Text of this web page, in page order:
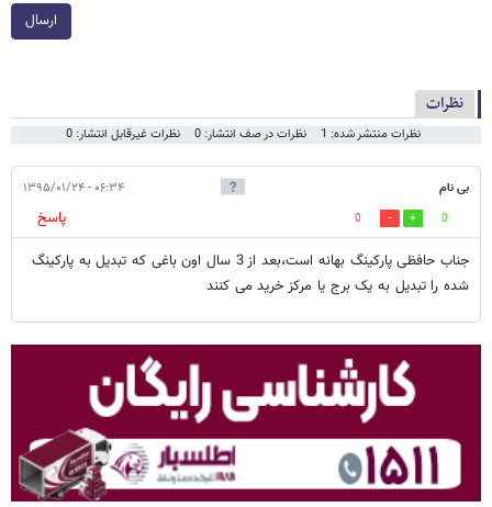
ارسال
نظرات
نظرات منتشر شده: 1 نظرات در صف انتشار: 0 نظرات غیرقابل انتشار: 0
بی نام ۰۶:۳۴ - ۱۳۹۵/۰۱/۲۴
0
0
پاسخ
جناب حافظی پارکینگ بهانه است،بعد از 3 سال اون باغی که تبدیل به پارکینگ
شده را تبدیل به یک برج یا مرکز خرید می کنند